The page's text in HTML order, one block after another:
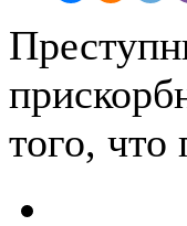
того, что